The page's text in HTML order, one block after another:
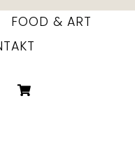
FOOD & ART